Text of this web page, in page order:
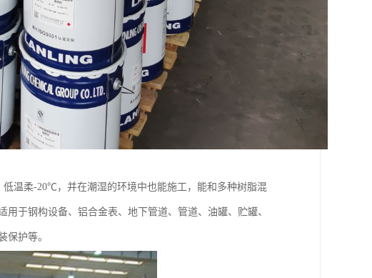
温柔-20℃，并在潮湿的环境中也能施工，能和多种树脂混
于钢构设备、铝合金表、地下管道、管道、油罐、贮罐、
保护等。